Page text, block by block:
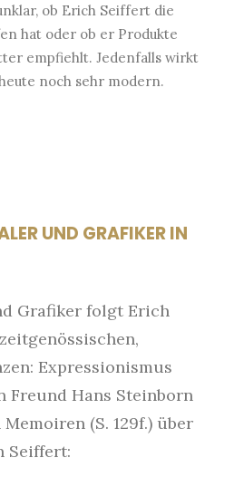
ob Erich Seiffert die
hat oder ob er Produkte
empfiehlt. Jedenfalls wirkt
noch sehr modern.
UND GRAFIKER IN
Grafiker folgt Erich
Expressionismus
Freund Hans Steinborn
(S. 129f.) über
Seiffert: